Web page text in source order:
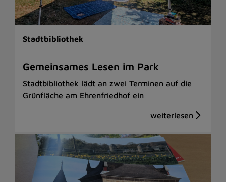
Stadtbibliothek
Gemeinsames Lesen im Park
Stadtbibliothek lädt an zwei Terminen auf die
Grünfläche am Ehrenfriedhof ein